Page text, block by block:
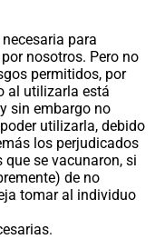
para
nosotros. Pero no
permitidos, por
al utilizarla está
sin embargo no
utilizarla, debido
los perjudicados
se vacunaron, si
de no
tomar al individuo